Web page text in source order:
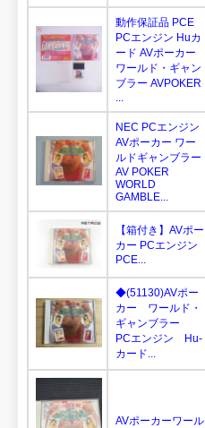
動作保証品 PCE
PCエンジン Huカ
ード AVポーカー
ワールド・ギャン
ブラー AVPOKER
NEC PCエンジン
AVポーカー ワー
ルドギャンブラー
AV POKER
WORLD
GAMBLE...
【箱付き】AVポー
カー PCエンジン
PCE...
◆(51130)AVポー
カー ワールド・
ギャンブラー
PCエンジン Hu-
カード...
AVポーカーワール